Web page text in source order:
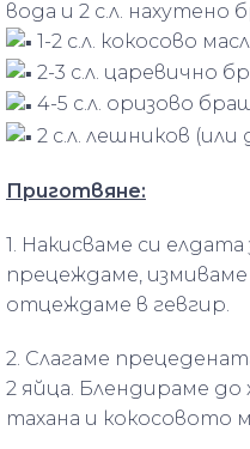
вода и 2 с.л. нахутено
1-2 с.л. кокосово
2-3 с.л. царевично
4-5 с.л. оризово
2 с.л. лешников (или
Приготвяне:
1. Накисваме си
прецеждаме, измиваме
отцеждаме в гевгир.
2. Слагаме
2 яйца. Блендираме
тахана и кокосовото